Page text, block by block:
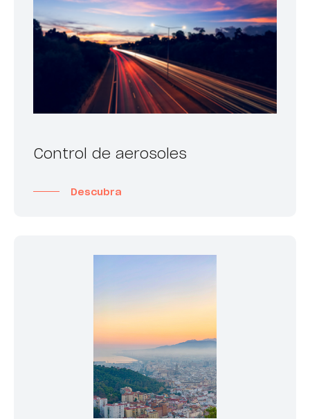
Control de aerosoles
Descubra